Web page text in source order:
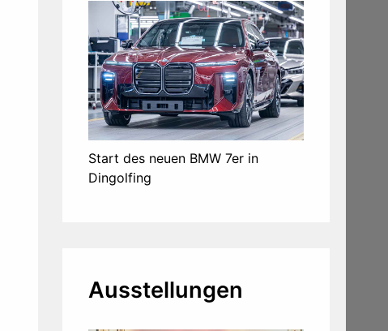
Start des neuen BMW 7er in
Dingolfing
Ausstellungen